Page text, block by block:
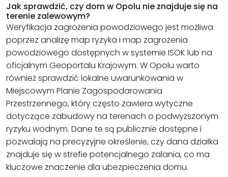
Jak sprawdzić, czy dom w Opolu nie znajduje się na
terenie zalewowym?
Weryfikacja zagrożenia powodziowego jest możliwa
poprzez analizę map ryzyka i map zagrożenia
powodziowego dostępnych w systemie ISOK lub na
oficjalnym Geoportalu Krajowym. W Opolu warto
również sprawdzić lokalne uwarunkowania w
Miejscowym Planie Zagospodarowania
Przestrzennego, który często zawiera wytyczne
dotyczące zabudowy na terenach o podwyższonym
ryzyku wodnym. Dane te są publicznie dostępne i
pozwalają na precyzyjne określenie, czy dana działka
znajduje się w strefie potencjalnego zalania, co ma
kluczowe znaczenie dla ubezpieczenia domu.